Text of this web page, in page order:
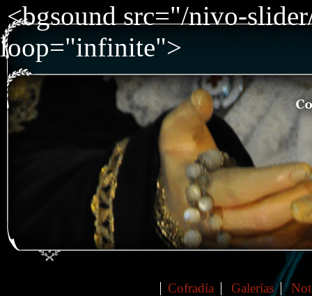
<bgsound src="/nivo-
loop="infinite">
Cofradía Galerías